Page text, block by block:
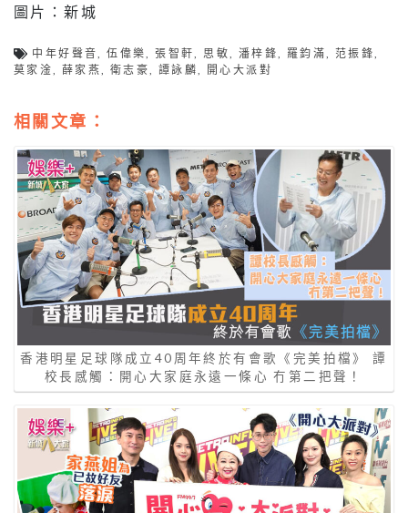
圖片：新城
中年好聲音 ,伍偉樂 ,張智軒 思敏 潘梓鋒 羅鈞滿 范振鋒
莫家淦
,薛家燕 ,衛志豪 ,譚詠麟 開心大派對
相關文章：
香港明星足球隊成立40周年終於有會歌《完美拍檔》 譚
校長感觸：開心大家庭永遠一條心 冇第二把聲！